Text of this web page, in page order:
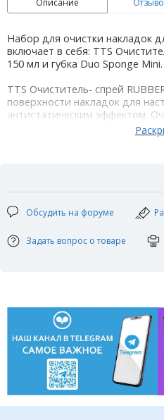
Описание
Набор для очистки накладок
включает в себя: TTS
150 мл и губка Duo Sponge Mini.
TTS Очиститель- спрей
поверхности накладок для
антистатическим эффектом.
накладки от загрязнений (в
увеличивает срок службы
чистый и безвредный для
Рекомендуется использовать
Специальная губка для
Используется после спреев-
накладку.
2. При помощи губки для
тряпочки равномерно
всей поверхности накладки.
3. Дать высохнуть 5-7 минут.
Объем: 150 мл.
Обсудить на форуме
Задать вопрос о товаре